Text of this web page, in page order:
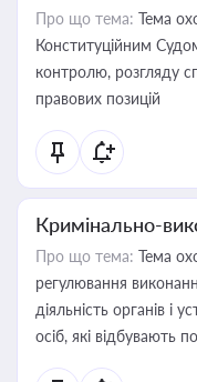
Про що тема: Тема
Конституційним
контролю, розгляду
правових позицій
Кримінально-
Про що тема: Тема
регулювання
діяльність органів і
осіб, які відбувають